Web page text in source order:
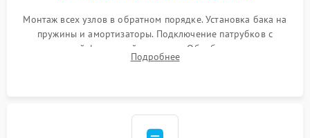
Монтаж всех узлов в обратном порядке. Установка бака на
пружины и амортизаторы. Подключение патрубков с
надежной фиксацией хомутами. Обработка стыков
герметиком для предотвращения возможных протечек воды.
Подробнее